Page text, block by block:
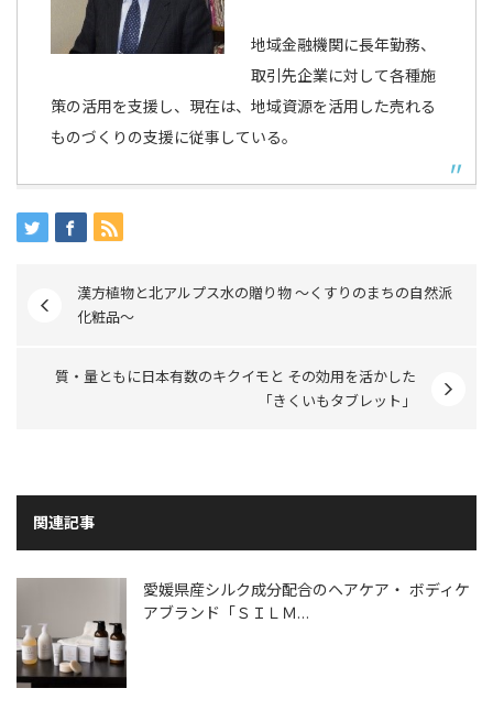
地域金融機関に長年勤務、
取引先企業に対して各種施
策の活用を支援し、現在は、地域資源を活用した売れる
ものづくりの支援に従事している。
漢方植物と北アルプス水の贈り物 ～くすりのまちの自然派
化粧品～
質・量ともに日本有数のキクイモと その効用を活かした
「きくいもタブレット」
関連記事
愛媛県産シルク成分配合のヘアケア・ ボディケ
アブランド「ＳＩＬＭ…